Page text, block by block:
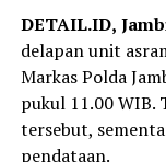
kepada pihak
‎Selain itu,
konfirmasi
menerima
melaporkannya
DETAIL.ID,
delapan unit
Markas Polda
pukul 11.00 WIB.
tersebut,
pendataan.